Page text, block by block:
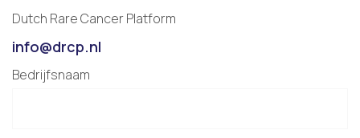
Dutch Rare Cancer Platform
info@drcp.nl
Bedrijfsnaam